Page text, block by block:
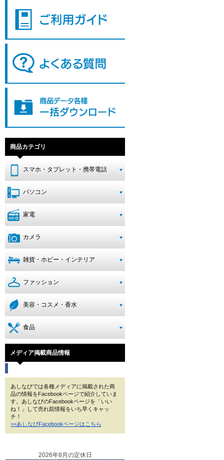
商品カテゴリ
スマホ・タブレット・携帯電話
パソコン
家電
カメラ
雑貨・ホビー・インテリア
ファッション
美容・コスメ・香水
食品
メディア掲載商品情報
あしなびでは各種メディアに掲載された商
品の情報をFacebookページで紹介していま
す。あしなびのFacebookページを「いい
ね！」して売れ筋情報をいち早くキャッ
チ！
>>あしなびFacebookページはこちら
2026年8月の定休日